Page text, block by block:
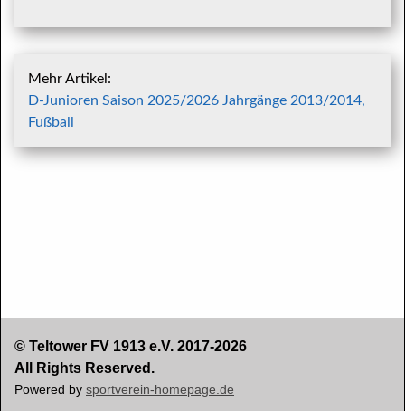
Mehr Artikel:
D-Junioren Saison 2025/2026 Jahrgänge 2013/2014,
Fußball
© Teltower FV 1913 e.V. 2017-2026
All Rights Reserved.
Powered by sportverein-homepage.de